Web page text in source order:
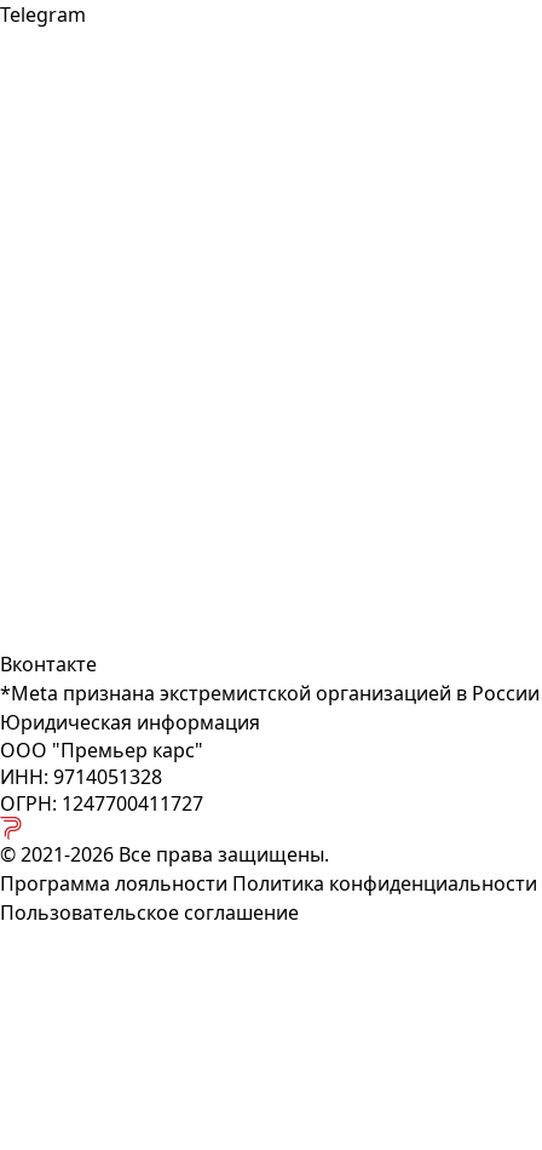
Telegram
Вконтакте
*Meta признана экстремистcкой организацией в России
Юридическая информация
ООО "Премьер карс"
ИНН: 9714051328
ОГРН: 1247700411727
© 2021-2026 Все права защищены.
Программа лояльности Политика конфиденциальности
Пользовательское соглашение